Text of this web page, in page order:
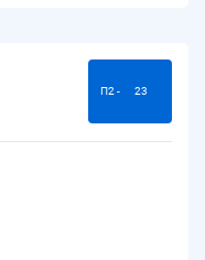
П2 - 23